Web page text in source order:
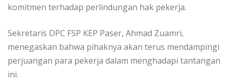
komitmen terhadap perlindungan hak pekerja.
Sekretaris DPC FSP KEP Paser, Ahmad Zuamri,
menegaskan bahwa pihaknya akan terus mendampingi
perjuangan para pekerja dalam menghadapi tantangan
ini.